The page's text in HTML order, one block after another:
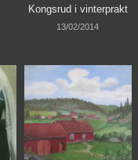
Kongsrud i vinterprakt
13/02/2014